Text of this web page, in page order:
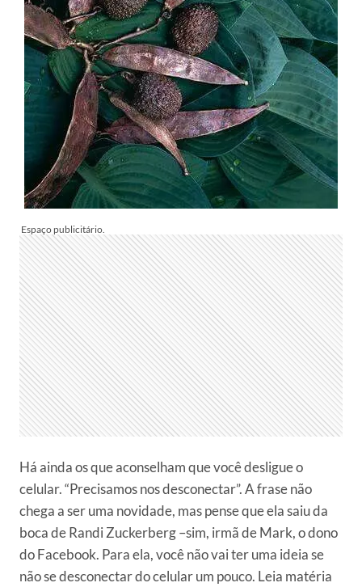
Há ainda os que aconselham que você desligue o
celular. “Precisamos nos desconectar”. A frase não
chega a ser uma novidade, mas pense que ela saiu da
boca de Randi Zuckerberg –sim, irmã de Mark, o dono
do Facebook. Para ela, você não vai ter uma ideia se
não se desconectar do celular um pouco. Leia matéria